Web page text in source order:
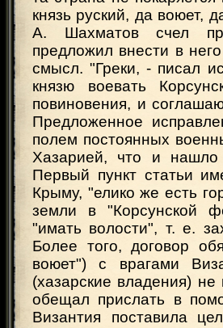
князь руский, да воюет,
А. Шахматов счел
предложил внести в
смысл. "Греки, - писал
князю воевать
повиновения, и
Предложенное
полем постоянных
Хазарией, что и нашло
Первый пункт статьи
Крыму, "елико же есть
земли в "Корсунской
"имать волости", т. е.
Более того, договор
воюет") с врагами
(хазарские владения)
обещал прислать в
Византия поставила